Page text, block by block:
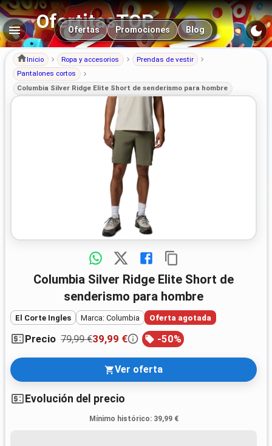
OfertitasTOP
Navegación principal
Ofertas Promociones Blog
Inicio Ropa y accesorios
Prendas de vestir
Pantalones cortos
Columbia Silver Ridge Elite Short de senderismo para hombre
Columbia Silver Ridge Elite Short de
senderismo para hombre
El Corte Ingles Marca: Columbia Oferta agotada
Precio 79,99 €39,99 € -50%
Ver oferta
Evolución del precio
Mínimo histórico: 39,99 €